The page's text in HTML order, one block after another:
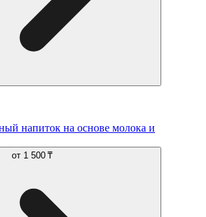
напиток на основе молока и
от 1 500 ₸